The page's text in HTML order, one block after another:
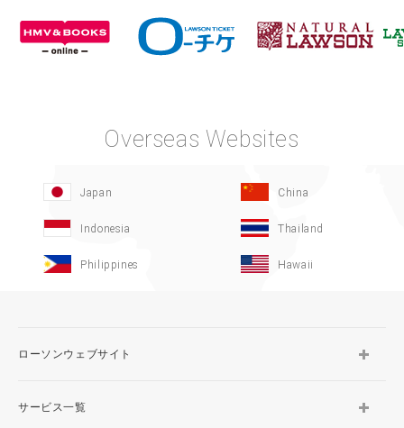
Overseas Websites
Japan China
Indonesia Thailand
Philippines Hawaii
ローソンウェブサイト
サービス一覧